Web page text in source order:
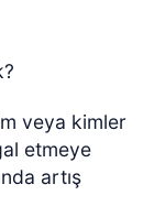
veya kimler
etmeye
artış